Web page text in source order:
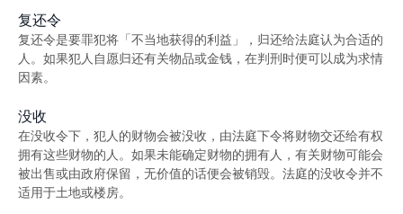
《罪犯自新条例》与社会服务令
《罪犯自新条例》与感化令
「已丧失时效」的定罪之含义
在法庭程序中披露已丧失时效的定罪
必须披露已丧失时效之定罪的情况
复还令
复还令是要罪犯将「不当地获得的利益」，归还给法庭认为合适的
人。如果犯人自愿归还有关物品或金钱，在判刑时便可以成为求情
因素。
没收
在没收令下，犯人的财物会被没收，由法庭下令将财物交还给有权
拥有这些财物的人。如果未能确定财物的拥有人，有关财物可能会
被出售或由政府保留，无价值的话便会被销毁。法庭的没收令并不
适用于土地或楼房。